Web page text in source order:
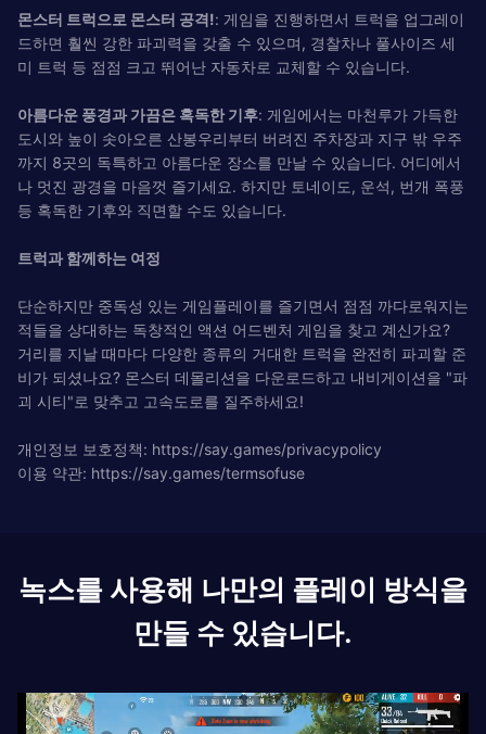
몬스터 트럭으로 몬스터 공격!: 게임을 진행하면서 트럭을 업그레이
드하면 훨씬 강한 파괴력을 갖출 수 있으며, 경찰차나 풀사이즈 세
미 트럭 등 점점 크고 뛰어난 자동차로 교체할 수 있습니다.
아름다운 풍경과 가끔은 혹독한 기후: 게임에서는 마천루가 가득한
도시와 높이 솟아오른 산봉우리부터 버려진 주차장과 지구 밖 우주
까지 8곳의 독특하고 아름다운 장소를 만날 수 있습니다. 어디에서
나 멋진 광경을 마음껏 즐기세요. 하지만 토네이도, 운석, 번개 폭풍
등 혹독한 기후와 직면할 수도 있습니다.
트럭과 함께하는 여정
단순하지만 중독성 있는 게임플레이를 즐기면서 점점 까다로워지는
적들을 상대하는 독창적인 액션 어드벤처 게임을 찾고 계신가요?
거리를 지날 때마다 다양한 종류의 거대한 트럭을 완전히 파괴할 준
비가 되셨나요? 몬스터 데몰리션을 다운로드하고 내비게이션을 "파
괴 시티"로 맞추고 고속도로를 질주하세요!
개인정보 보호정책: https://say.games/privacypolicy
이용 약관: https://say.games/termsofuse
녹스를 사용해 나만의 플레이 방식을
만들 수 있습니다.